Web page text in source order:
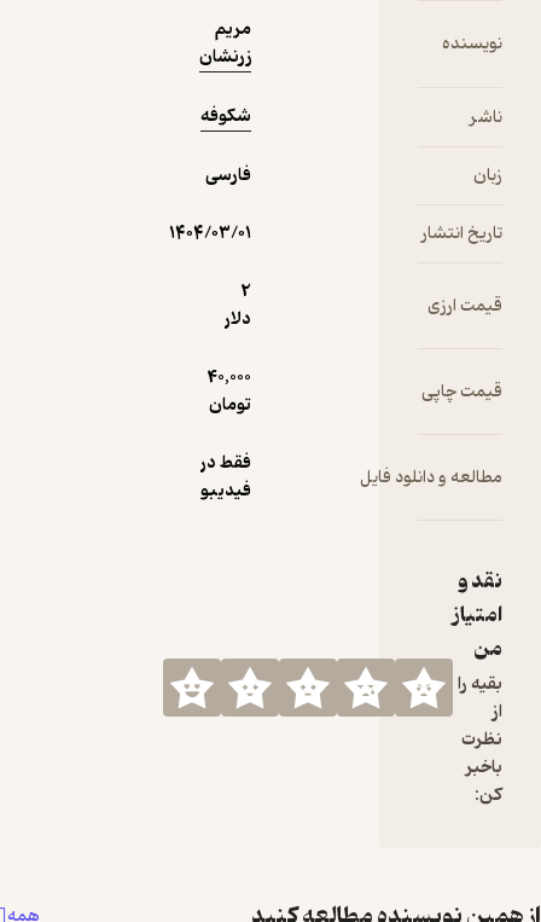
نویسنده
مریم
زرنشان
ناشر شکوفه
زبان فارسی
تاریخ انتشار ۱۴۰۴/۰۳/۰۱
قیمت ارزی
دلار
قیمت چاپی
40,000
تومان
مطالعه و دانلود فایل
فقط در
فیدیبو
نقد و
امتیاز
من
بقیه را
نظرت
باخبر
کن:
همه